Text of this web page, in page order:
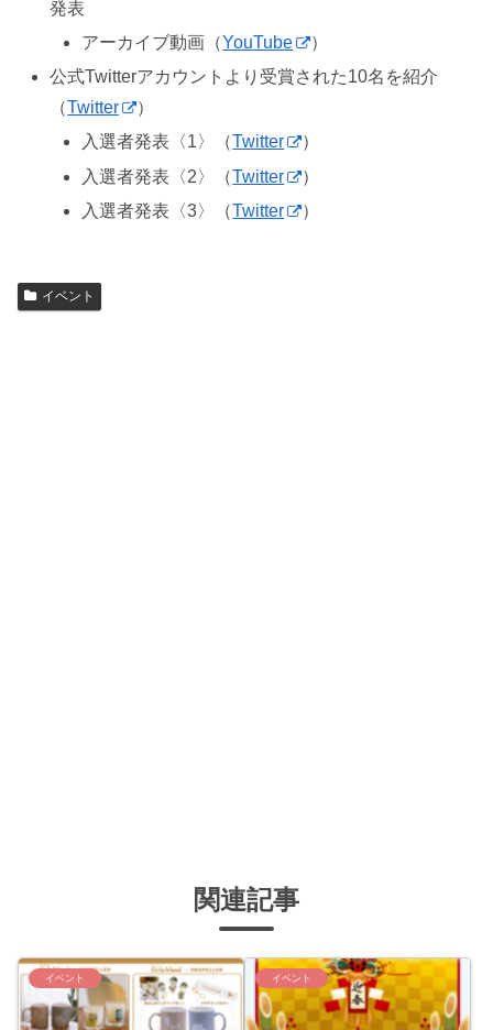
発表
アーカイブ動画（YouTube
）
公式Twitterアカウントより受賞された10名を紹介
（Twitter
）
入選者発表〈1〉（Twitter
）
入選者発表〈2〉（Twitter
）
入選者発表〈3〉（Twitter ）
イベント
関連記事
イベント イベント